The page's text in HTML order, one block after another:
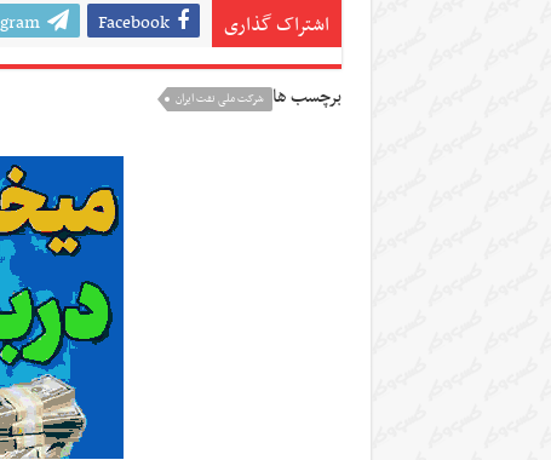
اشتراک گذاری Facebook
برچسب ها شرکت ملی نفت ایران